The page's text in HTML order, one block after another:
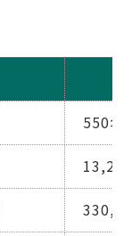
550名
13,200